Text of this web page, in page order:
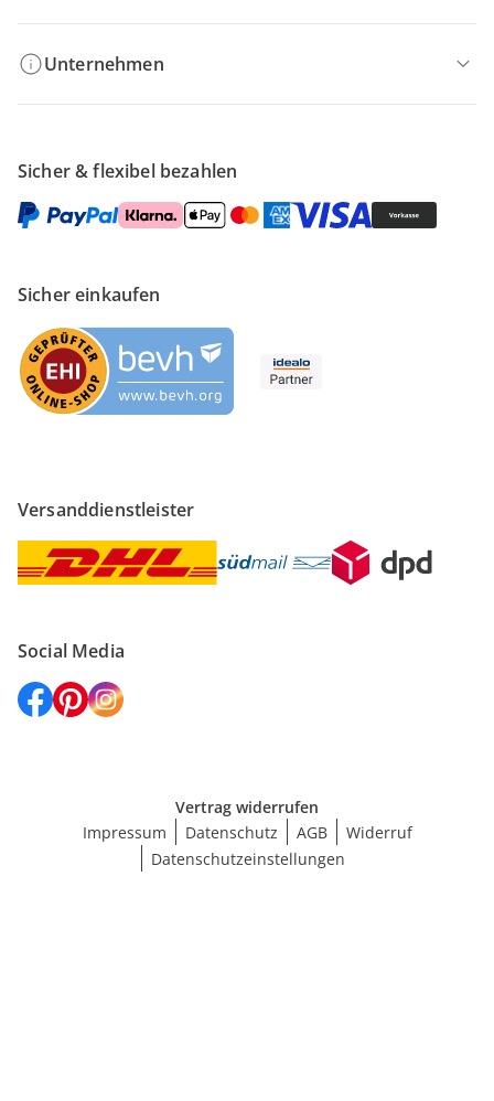
Unternehmen
Sicher & flexibel bezahlen
Sicher einkaufen
Versanddienstleister
Social Media
Vertrag widerrufen
Impressum
Datenschutz AGB
Widerruf
Datenschutzeinstellungen